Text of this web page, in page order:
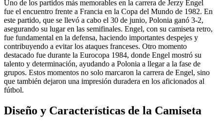
Uno de los partidos más memorables en la carrera de Jerzy Engel
fue el encuentro frente a Francia en la Copa del Mundo de 1982. En
este partido, que se llevó a cabo el 30 de junio, Polonia ganó 3-2,
asegurando su lugar en las semifinales. Engel, con su camiseta retro,
fue fundamental en la defensa, haciendo importantes despejes y
contribuyendo a evitar los ataques franceses. Otro momento
destacado fue durante la Eurocopa 1984, donde Engel mostró su
talento y determinación, ayudando a Polonia a llegar a la fase de
grupos. Estos momentos no solo marcaron la carrera de Engel, sino
que también dejaron una impresión duradera en los aficionados al
fútbol.
Diseño y Características de la Camiseta